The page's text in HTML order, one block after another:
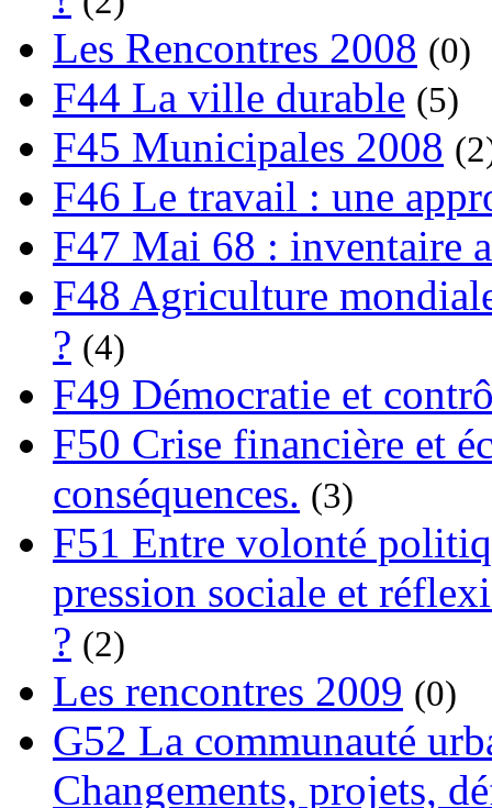
Les Rencontres 2008 (0)
F44 La ville durable (5)
F45 Municipales 2008
F46 Le travail : une
F47 Mai 68 : inventaire
F48 Agriculture
? (4)
F49 Démocratie et
F50 Crise financière et
conséquences. (3)
F51 Entre volonté
pression sociale et
? (2)
Les rencontres 2009 (0)
G52 La communauté
Changements, projets,